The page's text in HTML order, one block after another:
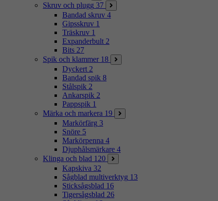
Skruv och plugg 37
Bandad skruv 4
Gipsskruv 1
Träskruv 1
Expanderbult 2
Bits 27
Spik och klammer 18
Dyckert 2
Bandad spik 8
Stålspik 2
Ankarspik 2
Pappspik 1
Märka och markera 19
Markörfärg 3
Snöre 5
Markörpenna 4
Djuphålsmärkare 4
Klinga och blad 120
Kapskiva 32
Sågblad multiverktyg 13
Sticksågsblad 16
Tigersågsblad 26